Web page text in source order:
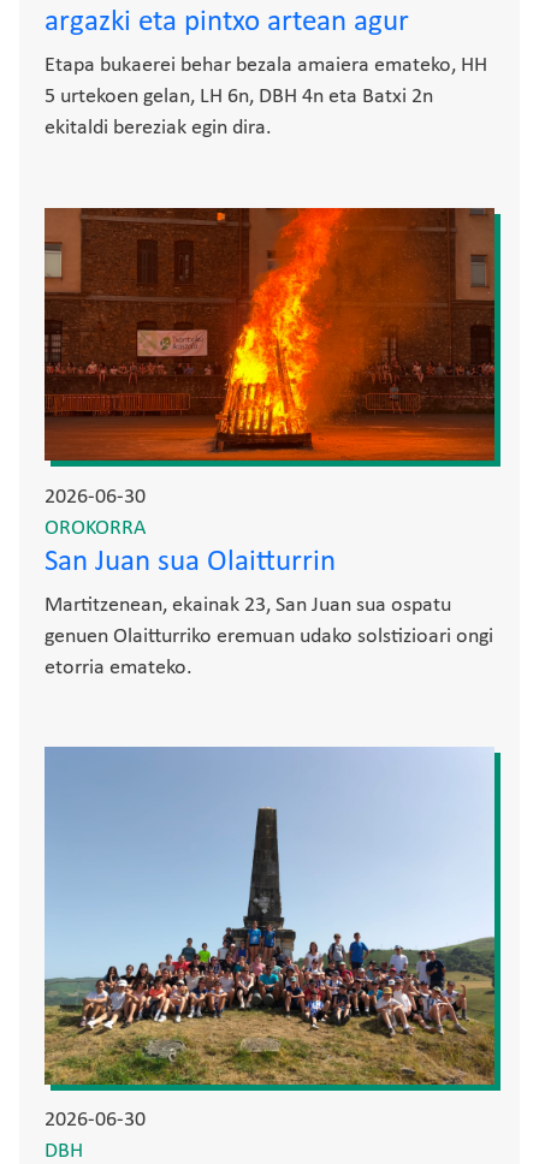
argazki eta pintxo artean agur
Etapa bukaerei behar bezala amaiera emateko, HH
5 urtekoen gelan, LH 6n, DBH 4n eta Batxi 2n
ekitaldi bereziak egin dira.
Irudia
2026-06-30
OROKORRA
San Juan sua Olaitturrin
Martitzenean, ekainak 23, San Juan sua ospatu
genuen Olaitturriko eremuan udako solstizioari ongi
etorria emateko.
2026-06-30
DBH